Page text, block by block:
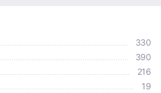
330
390
216
19